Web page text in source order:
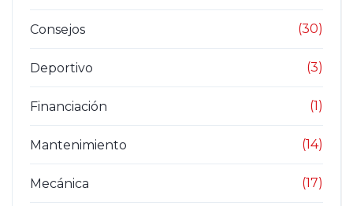
Consejos (30)
Deportivo (3)
Financiación (1)
Mantenimiento (14)
Mecánica (17)